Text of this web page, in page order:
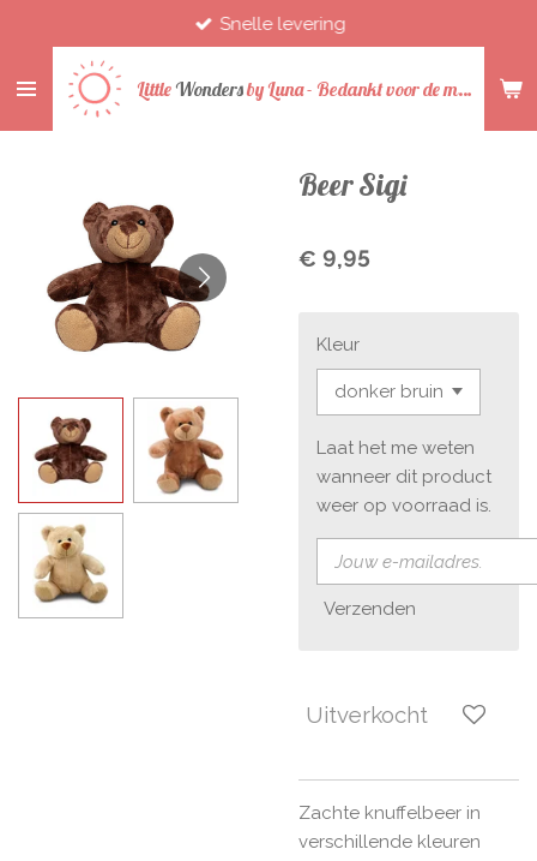
direct
naar
LittleWondersbyLuna - Bedankt voor de mooie jaren
Snelle levering
Beer Sigi
€ 9,95
Kleur
Laat het me weten
wanneer dit product
weer op voorraad is.
Verzenden
Uitverkocht
Zachte knuffelbeer in
verschillende kleuren